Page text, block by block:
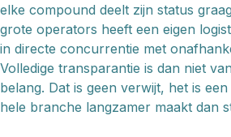
elke compound deelt zijn status
grote operators heeft een eigen
in directe concurrentie met
Volledige transparantie is dan niet
belang. Dat is geen verwijt, het is
hele branche langzamer maakt dan